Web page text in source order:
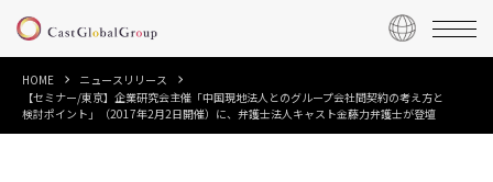
HOME
ニュースリリース
【セミナー/東京】企業研究会主催「中国現地法人とのグループ会社間契約の考え方と
検討ポイント」（2017年2月2日開催）に、弁護士法人キャスト金藤力弁護士が登壇